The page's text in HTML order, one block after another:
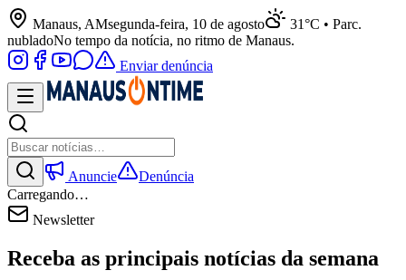
Manaus, AMsegunda-feira, 10 de agosto
31°C • Parc.
nubladoNo tempo da notícia, no ritmo de Manaus.
Enviar denúncia
Anuncie
Denúncia
Carregando…
Newsletter
Receba as principais notícias da semana